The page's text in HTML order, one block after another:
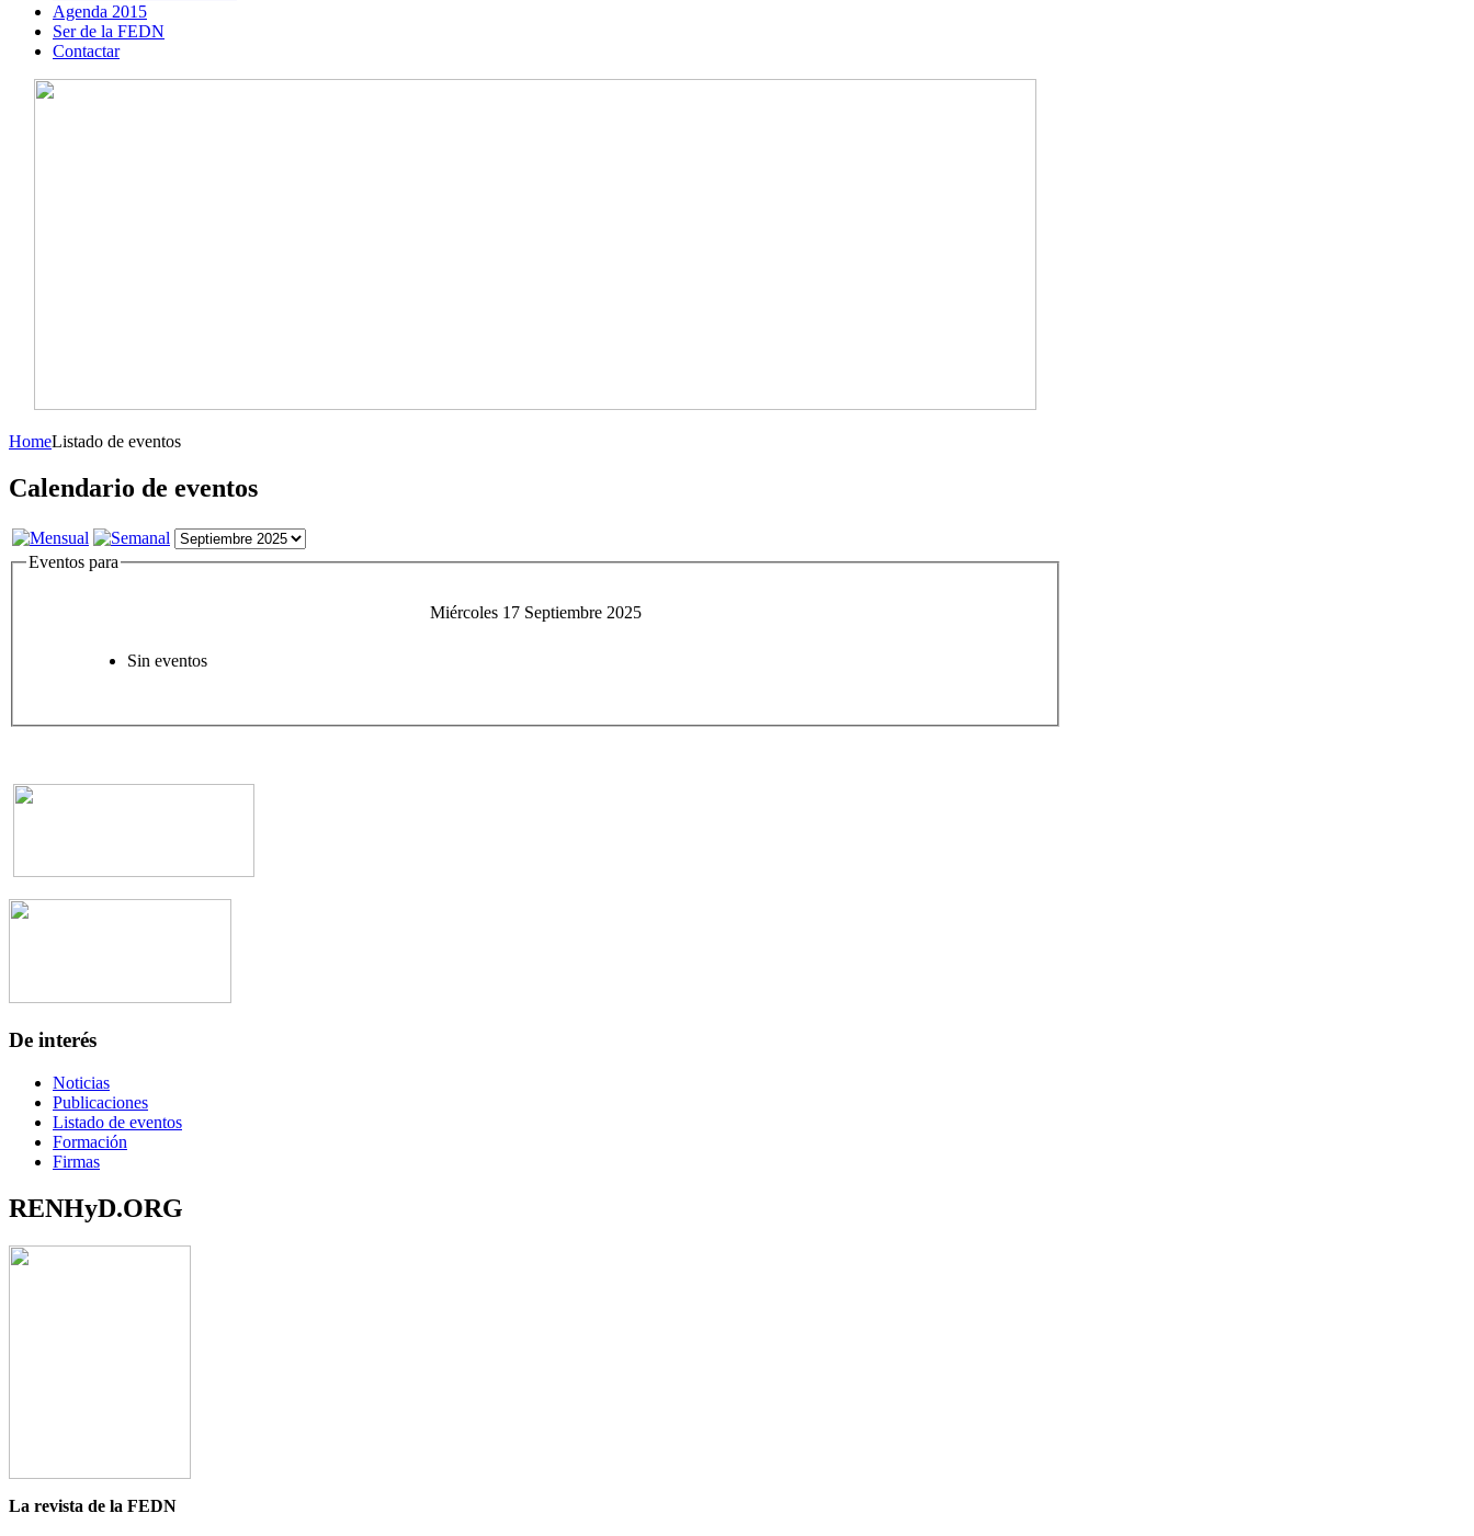
Agenda 2015
Ser de la FEDN
Contactar
HomeListado de eventos
Calendario de eventos
Eventos para
Miércoles 17 Septiembre 2025
Sin eventos
De interés
Noticias
Publicaciones
Listado de eventos
Formación
Firmas
RENHyD.ORG
La revista de la FEDN